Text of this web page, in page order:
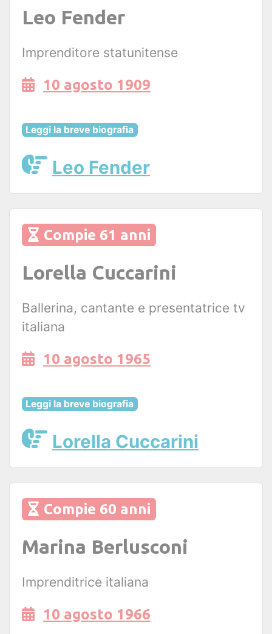
Leo Fender
Imprenditore statunitense
10 agosto 1909
Leggi la breve biografia
Leo Fender
Compie 61 anni
Lorella Cuccarini
Ballerina, cantante e presentatrice tv
italiana
10 agosto 1965
Leggi la breve biografia
Lorella Cuccarini
Compie 60 anni
Marina Berlusconi
Imprenditrice italiana
10 agosto 1966